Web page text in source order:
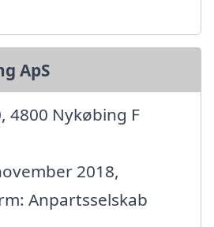
ApS
4800 Nykøbing F
2018,
Anpartsselskab